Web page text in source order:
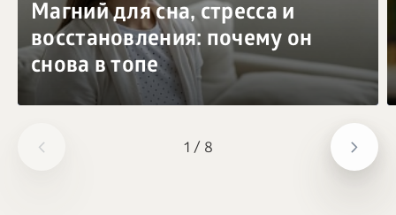
1 / 8
Магний для сна, стресса и
восстановления: почему он
снова в топе